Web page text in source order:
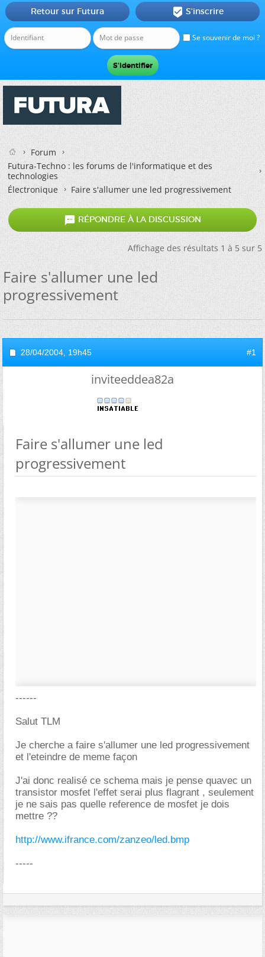
Se souvenir de moi ?
Retour sur Futura  S'inscrire
Forum
Futura-Techno : les forums de l'informatique et des
technologies
Électronique
Faire s'allumer une led progressivement
 RÉPONDRE À LA DISCUSSION
Affichage des résultats 1 à 5 sur 5
Faire s'allumer une led
progressivement
28/04/2004, 19h45 #1
inviteeddea82a
Faire s'allumer une led
progressivement
------
Salut TLM
Je cherche a faire s'allumer une led progressivement
et l'eteindre de meme façon
J'ai donc realisé ce schema mais je pense quavec un
transistor mosfet l'effet serai plus flagrant , seulement
je ne sais pas quelle reference de mosfet je dois
mettre ??
http://www.ifrance.com/zanzeo/led.bmp
-----